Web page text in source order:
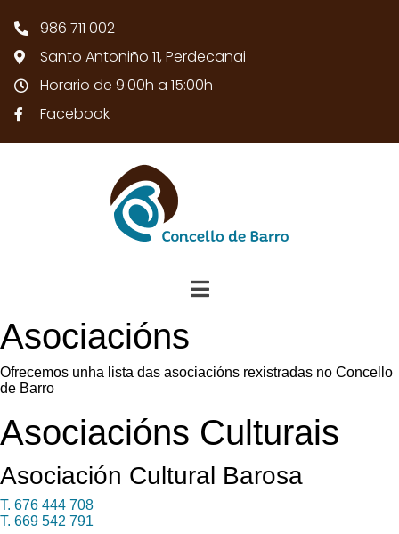
986 711 002
Santo Antoniño 11, Perdecanai
Horario de 9:00h a 15:00h
Facebook
Asociacións
Ofrecemos unha lista das asociacións rexistradas no Concello
de Barro
Asociacións Culturais
Asociación Cultural Barosa
T. 676 444 708
T. 669 542 791